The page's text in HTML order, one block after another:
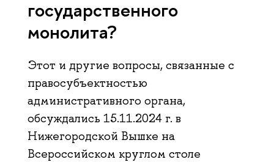
государственного
монолита?
Этот и другие вопросы, связанные с
правосубъектностью
административного органа,
обсуждались 15.11.2024 г. в
Нижегородской Вышке на
Всероссийском круглом столе